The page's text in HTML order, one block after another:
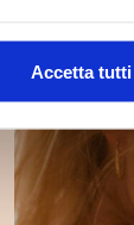
Accetta tutti